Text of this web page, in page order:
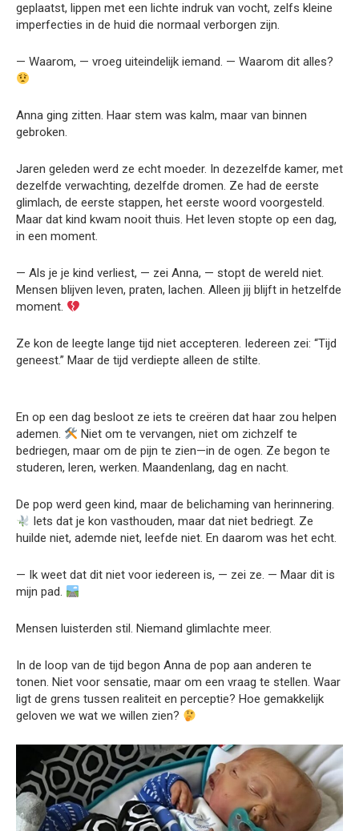
geplaatst, lippen met een lichte indruk van vocht, zelfs kleine
imperfecties in de huid die normaal verborgen zijn.
— Waarom, — vroeg uiteindelijk iemand. — Waarom dit alles?
Anna ging zitten. Haar stem was kalm, maar van binnen
gebroken.
Jaren geleden werd ze echt moeder. In dezezelfde kamer, met
dezelfde verwachting, dezelfde dromen. Ze had de eerste
glimlach, de eerste stappen, het eerste woord voorgesteld.
Maar dat kind kwam nooit thuis. Het leven stopte op een dag,
in een moment.
— Als je je kind verliest, — zei Anna, — stopt de wereld niet.
Mensen blijven leven, praten, lachen. Alleen jij blijft in hetzelfde
moment.
Ze kon de leegte lange tijd niet accepteren. Iedereen zei: “Tijd
geneest.” Maar de tijd verdiepte alleen de stilte.
En op een dag besloot ze iets te creëren dat haar zou helpen
ademen.
Niet om te vervangen, niet om zichzelf te
bedriegen, maar om de pijn te zien—in de ogen. Ze begon te
studeren, leren, werken. Maandenlang, dag en nacht.
De pop werd geen kind, maar de belichaming van herinnering.
Iets dat je kon vasthouden, maar dat niet bedriegt. Ze
huilde niet, ademde niet, leefde niet. En daarom was het echt.
— Ik weet dat dit niet voor iedereen is, — zei ze. — Maar dit is
mijn pad.
Mensen luisterden stil. Niemand glimlachte meer.
In de loop van de tijd begon Anna de pop aan anderen te
tonen. Niet voor sensatie, maar om een vraag te stellen. Waar
ligt de grens tussen realiteit en perceptie? Hoe gemakkelijk
geloven we wat we willen zien?